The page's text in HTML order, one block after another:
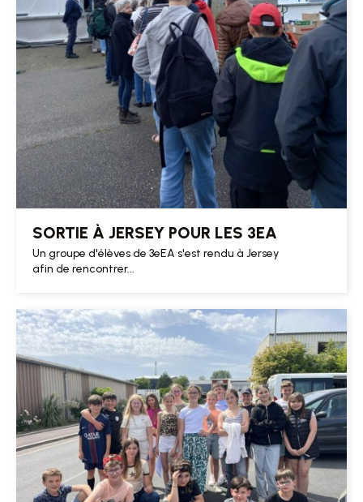
SORTIE À JERSEY POUR LES 3EA
Un groupe d'élèves de 3eEA s'est rendu à Jersey
afin de rencontrer...